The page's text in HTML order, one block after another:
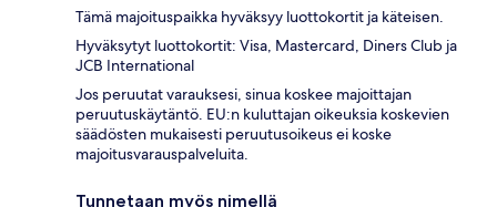
Tämä majoituspaikka hyväksyy luottokortit ja käteisen.
Hyväksytyt luottokortit: Visa, Mastercard, Diners Club ja
JCB International
Jos peruutat varauksesi, sinua koskee majoittajan
peruutuskäytäntö. EU:n kuluttajan oikeuksia koskevien
säädösten mukaisesti peruutusoikeus ei koske
majoitusvarauspalveluita.
Tunnetaan myös nimellä